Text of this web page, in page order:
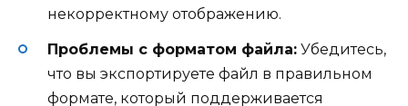
некорректному отображению.
Проблемы с форматом файла: Убедитесь,
что вы экспортируете файл в правильном
формате, который поддерживается